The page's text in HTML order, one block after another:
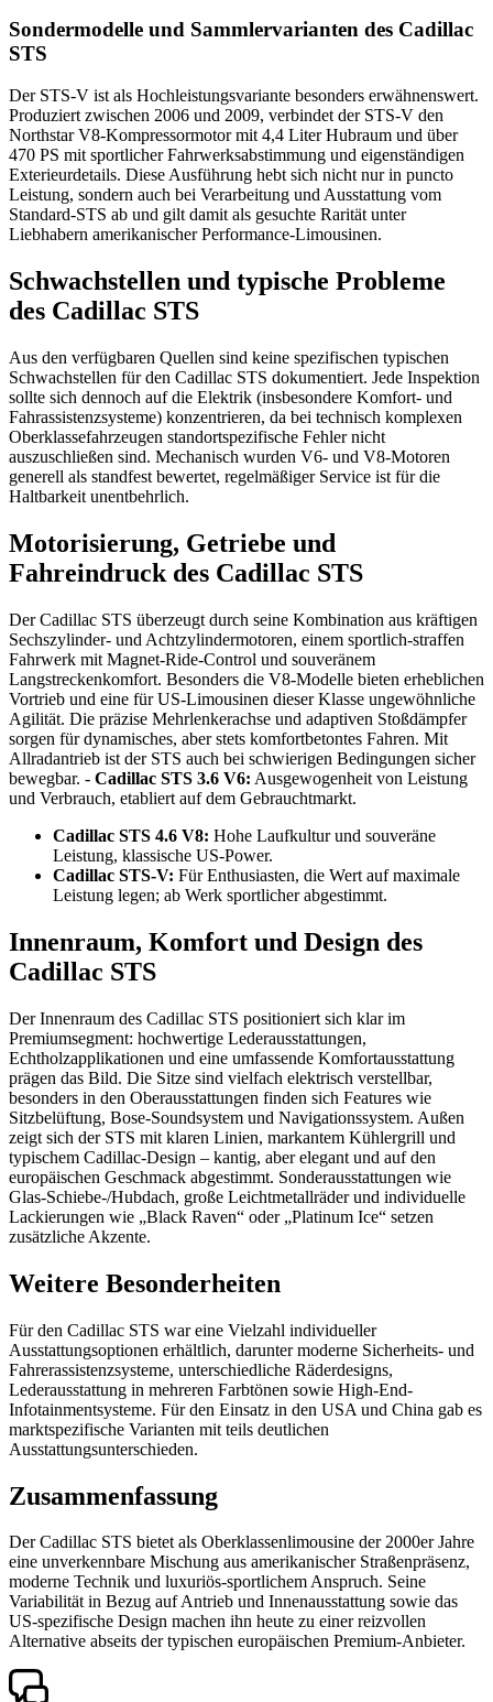
Sondermodelle und Sammlervarianten des Cadillac
STS
Der STS-V ist als Hochleistungsvariante besonders erwähnenswert.
Produziert zwischen 2006 und 2009, verbindet der STS-V den
Northstar V8-Kompressormotor mit 4,4 Liter Hubraum und über
470 PS mit sportlicher Fahrwerksabstimmung und eigenständigen
Exterieurdetails. Diese Ausführung hebt sich nicht nur in puncto
Leistung, sondern auch bei Verarbeitung und Ausstattung vom
Standard-STS ab und gilt damit als gesuchte Rarität unter
Liebhabern amerikanischer Performance-Limousinen.
Schwachstellen und typische Probleme
des Cadillac STS
Aus den verfügbaren Quellen sind keine spezifischen typischen
Schwachstellen für den Cadillac STS dokumentiert. Jede Inspektion
sollte sich dennoch auf die Elektrik (insbesondere Komfort- und
Fahrassistenzsysteme) konzentrieren, da bei technisch komplexen
Oberklassefahrzeugen standortspezifische Fehler nicht
auszuschließen sind. Mechanisch wurden V6- und V8-Motoren
generell als standfest bewertet, regelmäßiger Service ist für die
Haltbarkeit unentbehrlich.
Motorisierung, Getriebe und
Fahreindruck des Cadillac STS
Der Cadillac STS überzeugt durch seine Kombination aus kräftigen
Sechszylinder- und Achtzylindermotoren, einem sportlich-straffen
Fahrwerk mit Magnet-Ride-Control und souveränem
Langstreckenkomfort. Besonders die V8-Modelle bieten erheblichen
Vortrieb und eine für US-Limousinen dieser Klasse ungewöhnliche
Agilität. Die präzise Mehrlenkerachse und adaptiven Stoßdämpfer
sorgen für dynamisches, aber stets komfortbetontes Fahren. Mit
Allradantrieb ist der STS auch bei schwierigen Bedingungen sicher
bewegbar. - Cadillac STS 3.6 V6: Ausgewogenheit von Leistung
und Verbrauch, etabliert auf dem Gebrauchtmarkt.
Cadillac STS 4.6 V8: Hohe Laufkultur und souveräne
Leistung, klassische US-Power.
Cadillac STS-V: Für Enthusiasten, die Wert auf maximale
Leistung legen; ab Werk sportlicher abgestimmt.
Innenraum, Komfort und Design des
Cadillac STS
Der Innenraum des Cadillac STS positioniert sich klar im
Premiumsegment: hochwertige Lederausstattungen,
Echtholzapplikationen und eine umfassende Komfortausstattung
prägen das Bild. Die Sitze sind vielfach elektrisch verstellbar,
besonders in den Oberausstattungen finden sich Features wie
Sitzbelüftung, Bose-Soundsystem und Navigationssystem. Außen
zeigt sich der STS mit klaren Linien, markantem Kühlergrill und
typischem Cadillac-Design – kantig, aber elegant und auf den
europäischen Geschmack abgestimmt. Sonderausstattungen wie
Glas-Schiebe-/Hubdach, große Leichtmetallräder und individuelle
Lackierungen wie „Black Raven“ oder „Platinum Ice“ setzen
zusätzliche Akzente.
Weitere Besonderheiten
Für den Cadillac STS war eine Vielzahl individueller
Ausstattungsoptionen erhältlich, darunter moderne Sicherheits- und
Fahrerassistenzsysteme, unterschiedliche Räderdesigns,
Lederausstattung in mehreren Farbtönen sowie High-End-
Infotainmentsysteme. Für den Einsatz in den USA und China gab es
marktspezifische Varianten mit teils deutlichen
Ausstattungsunterschieden.
Zusammenfassung
Der Cadillac STS bietet als Oberklassenlimousine der 2000er Jahre
eine unverkennbare Mischung aus amerikanischer Straßenpräsenz,
moderne Technik und luxuriös-sportlichem Anspruch. Seine
Variabilität in Bezug auf Antrieb und Innenausstattung sowie das
US-spezifische Design machen ihn heute zu einer reizvollen
Alternative abseits der typischen europäischen Premium-Anbieter.